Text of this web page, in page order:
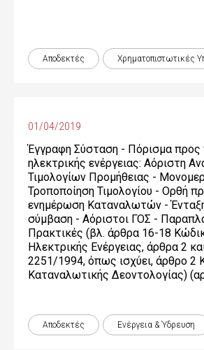
Αποδεκτές Χρηματοπιστωτικές
01/04/2019
Έγγραφη Σύσταση - Πόρισμα προς
ηλεκτρικής ενέργειας: Αόριστη
Τιμολογίων Προμήθειας -
Τροποποίηση Τιμολογίου - Ορθή
ενημέρωση Καταναλωτών -
σύμβαση - Αόριστοι ΓΟΣ -
Πρακτικές (βλ. άρθρα 16-18
Ηλεκτρικής Ενέργειας, άρθρα 2
2251/1994, όπως ισχύει, άρθρο 2
Καταναλωτικής Δεοντολογίας)
Αποδεκτές Ενέργεια & Ύδρευση